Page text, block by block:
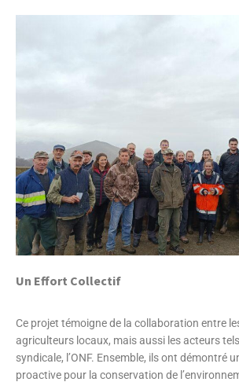
Un Effort Collectif
Ce projet témoigne de la collaboration entre
agriculteurs locaux, mais aussi les acteurs
syndicale, l’ONF. Ensemble, ils ont démontré
proactive pour la conservation de